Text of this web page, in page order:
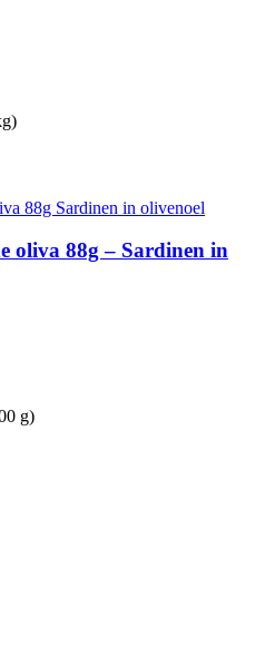
oliva 88g – Sardinen in
g)